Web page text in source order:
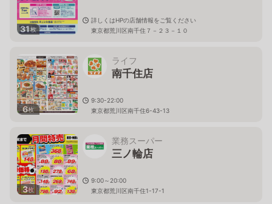
31枚
詳しくはHPの店舗情報をご覧ください
東京都荒川区南千住７－２３－１０
6枚
ライフ
南千住店
9:30-22:00
東京都荒川区南千住6-43-13
3枚
業務スーパー
三ノ輪店
9:00～20:00
東京都荒川区南千住1-17-1